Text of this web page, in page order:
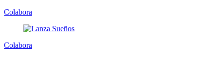
Colabora
Colabora